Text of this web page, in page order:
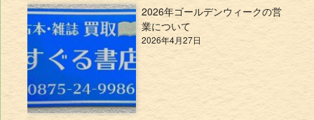
2026年ゴールデンウィークの営
業について
2026年4月27日